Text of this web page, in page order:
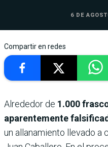
6 DE
Compartir en redes
Alrededor de 1.000
aparentemente
un allanamiento llevado a